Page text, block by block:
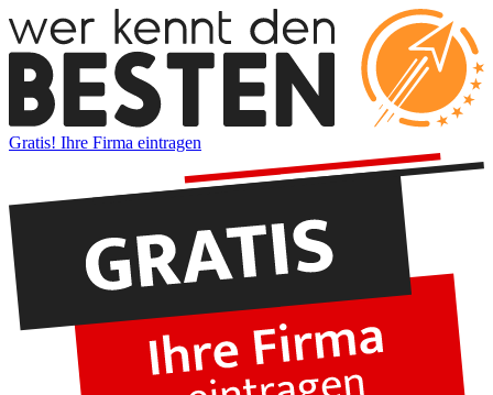
Gratis! Ihre Firma eintragen